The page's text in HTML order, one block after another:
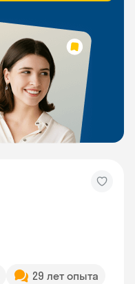
29 лет опыта